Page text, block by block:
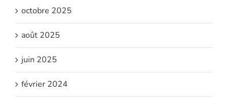
octobre 2025
août 2025
juin 2025
février 2024